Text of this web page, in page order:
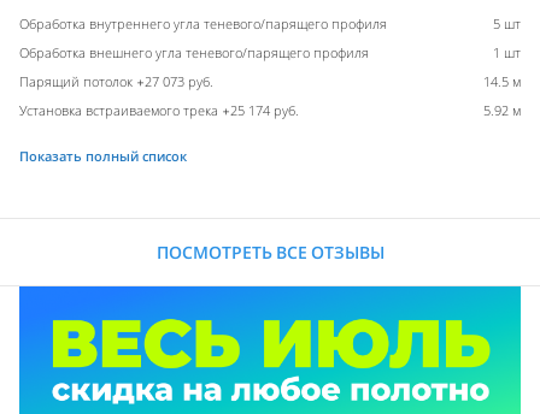
Обработка внутреннего угла теневого/парящего профиля
5 шт
Обработка внешнего угла теневого/парящего профиля
1 шт
Парящий потолок +27 073 руб.
14.5 м
Установка встраиваемого трека +25 174 руб.
5.92 м
Показать полный список
ПОСМОТРЕТЬ ВСЕ ОТЗЫВЫ